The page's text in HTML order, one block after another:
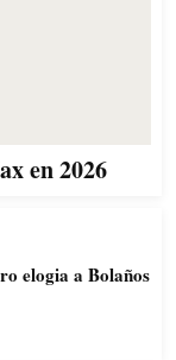
en 2026
elogia a Bolaños